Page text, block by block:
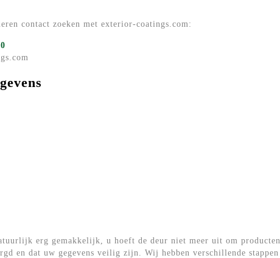
contact zoeken met exterior-coatings.com:
erg gemakkelijk, u hoeft de deur niet meer uit om
en dat uw gegevens veilig zijn. Wij hebben verschillende